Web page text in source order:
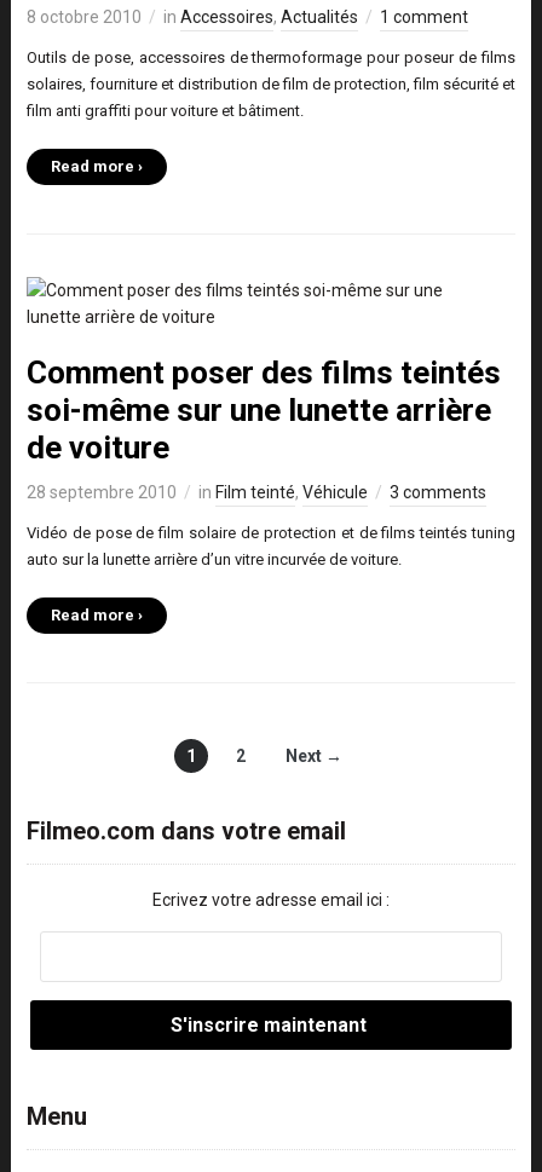
8 octobre 2010 in Accessoires, Actualités 1 comment
Outils de pose, accessoires de thermoformage pour poseur de films
solaires, fourniture et distribution de film de protection, film sécurité et
film anti graffiti pour voiture et bâtiment.
Read more ›
Comment poser des films teintés
soi-même sur une lunette arrière
de voiture
28 septembre 2010 in Film teinté, Véhicule 3 comments
Vidéo de pose de film solaire de protection et de films teintés tuning
auto sur la lunette arrière d’un vitre incurvée de voiture.
Read more ›
1 2 Next →
Filmeo.com dans votre email
Ecrivez votre adresse email ici :
Menu